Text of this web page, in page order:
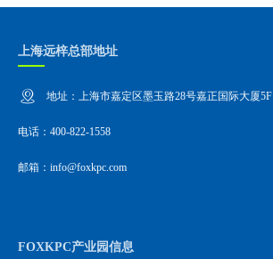
上海远梓总部地址
地址：上海市嘉定区墨玉路28号嘉正国际大厦5F
电话：400-822-1558
邮箱：info@foxkpc.com
FOXKPC产业园信息